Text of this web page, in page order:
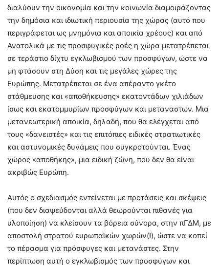
διαλύουν την οικονομία και την κοινωνία διαμοιράζοντας
την δημόσια και ιδιωτική περιουσία της χώρας (αυτό που
περιγράφεται ως μνημόνια και αποικία χρέους) και από
Ανατολικά με τις προσφυγικές ροές η χώρα μετατρέπεται
σε τεράστιο δίχτυ εγκλωβισμού των προσφύγων, ώστε να
μη φτάσουν στη Δύση και τις μεγάλες χώρες της
Ευρώπης. Μετατρέπεται σε ένα απέραντο γκέτο
στάθμευσης και «αποθήκευσης» εκατοντάδων χιλιάδων
ίσως και εκατομμυρίων προσφύγων και μεταναστών. Μια
μετανεωτερική αποικία, δηλαδή, που θα ελέγχεται από
τους «δανειστές» και τις επιτόπιες ειδικές στρατιωτικές
και αστυνομικές δυνάμεις που συγκροτούνται. Ένας
χώρος «αποθήκης», μια ειδική ζώνη, που δεν θα είναι
ακριβώς Ευρώπη.
Αυτός ο σχεδιασμός εντείνεται με προτάσεις και σκέψεις
(που δεν διαψεύδονται αλλά θεωρούνται πιθανές για
υλοποίηση) να κλείσουν τα βόρεια σύνορα, στην πΓΔΜ, με
αποστολή στρατού ευρωπαϊκών χωρών(!), ώστε να κοπεί
το πέρασμα για πρόσφυγες και μετανάστες. Στην
περίπτωση αυτή ο εγκλωβισμός των προσφύγων και